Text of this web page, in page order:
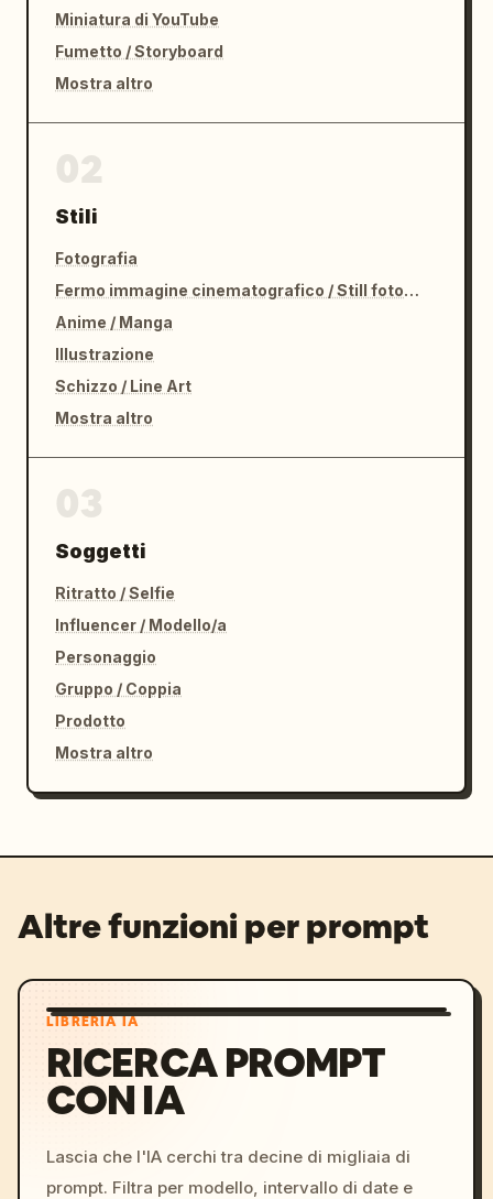
Miniatura di YouTube
Fumetto / Storyboard
Mostra altro
Stili
Fotografia
Fermo immagine cinematografico / Still fotografico
Anime / Manga
Illustrazione
Schizzo / Line Art
Mostra altro
Soggetti
Ritratto / Selfie
Influencer / Modello/a
Personaggio
Gruppo / Coppia
Prodotto
Mostra altro
Altre funzioni per prompt
LIBRERIA IA
RICERCA PROMPT
CON IA
Lascia che l'IA cerchi tra decine di migliaia di
prompt. Filtra per modello, intervallo di date e